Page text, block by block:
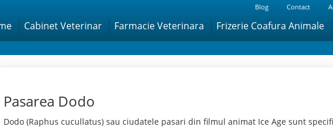
Blog Contact
Cabinet Veterinar Farmacie Veterinara Frizerie Coafura Animale
Pasarea Dodo
Dodo (Raphus cucullatus) sau ciudatele pasari din filmul animat Ice Age sunt